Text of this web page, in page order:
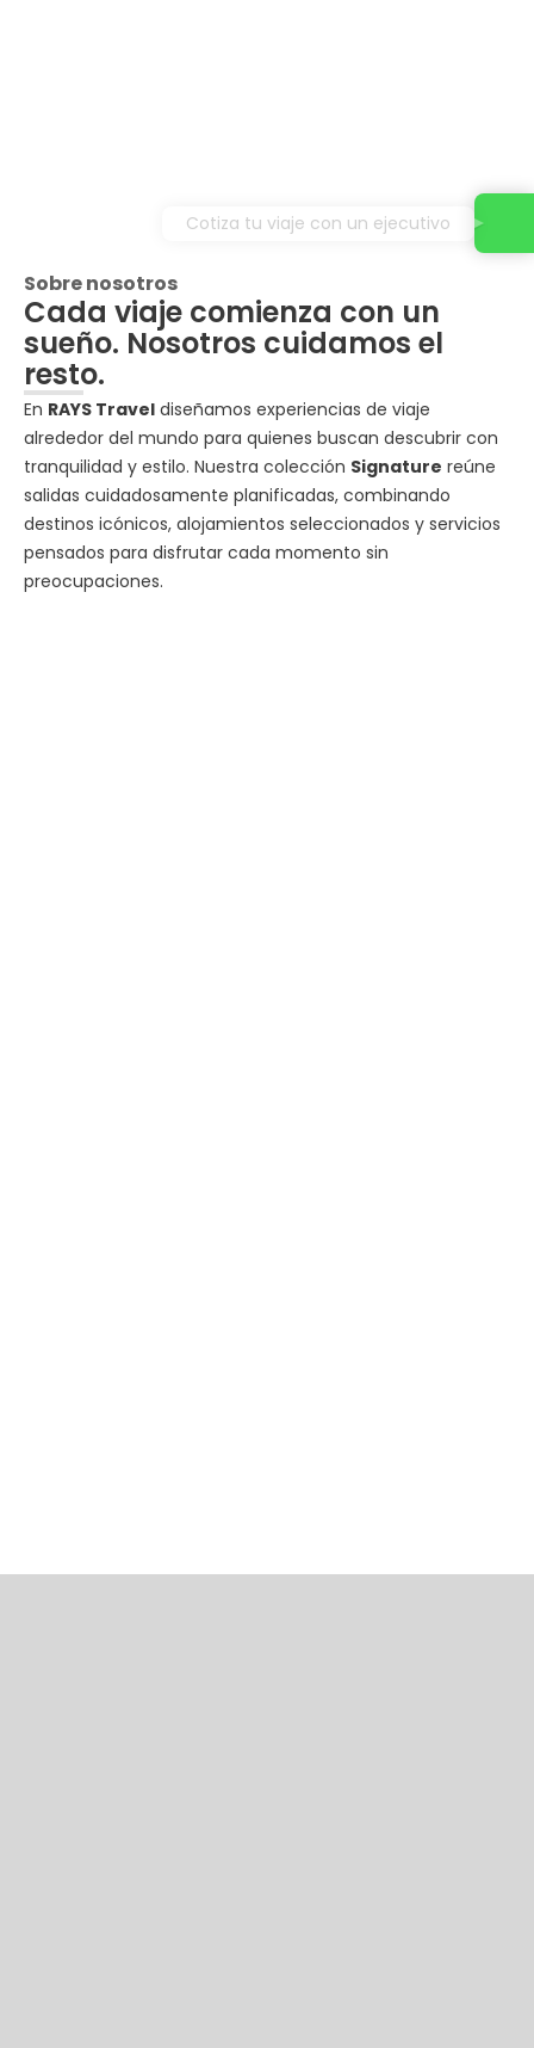
Sobre nosotros
Cada viaje comienza con un
sueño. Nosotros cuidamos el
resto.
En RAYS Travel diseñamos experiencias de viaje
alrededor del mundo para quienes buscan descubrir con
tranquilidad y estilo. Nuestra colección Signature reúne
salidas cuidadosamente planificadas, combinando
destinos icónicos, alojamientos seleccionados y servicios
pensados para disfrutar cada momento sin
preocupaciones.
Cotiza tu viaje con un ejecutivo